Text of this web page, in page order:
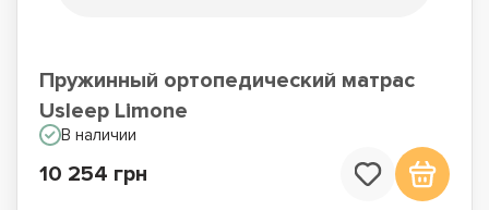
Пружинный ортопедический матрас
Usleep Limone
В наличии
10 254 грн